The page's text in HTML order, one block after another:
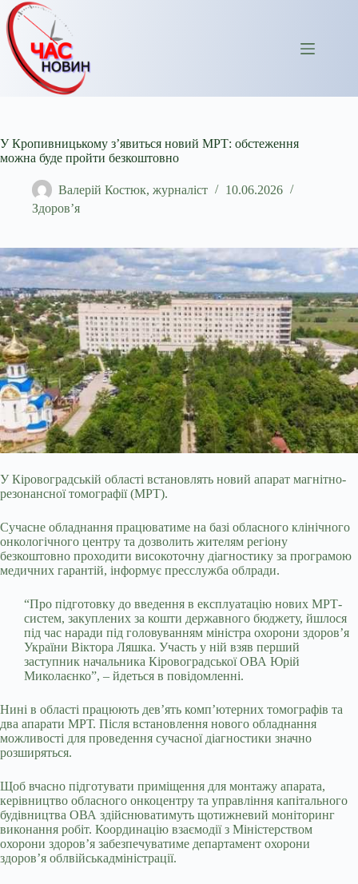
Перейти
до
вмісту
У Кропивницькому з’явиться новий МРТ: обстеження
можна буде пройти безкоштовно
Валерій Костюк, журналіст
10.06.2026
Здоров’я
У Кіровоградській області встановлять новий апарат магнітно-
резонансної томографії (МРТ).
Сучасне обладнання працюватиме на базі обласного клінічного
онкологічного центру та дозволить жителям регіону
безкоштовно проходити високоточну діагностику за програмою
медичних гарантій, інформує пресслужба облради.
“Про підготовку до введення в експлуатацію нових МРТ-
систем, закуплених за кошти державного бюджету, йшлося
під час наради під головуванням міністра охорони здоров’я
України Віктора Ляшка. Участь у ній взяв перший
заступник начальника Кіровоградської ОВА Юрій
Миколаєнко”, – йдеться в повідомленні.
Нині в області працюють дев’ять комп’ютерних томографів та
два апарати МРТ. Після встановлення нового обладнання
можливості для проведення сучасної діагностики значно
розширяться.
Щоб вчасно підготувати приміщення для монтажу апарата,
керівництво обласного онкоцентру та управління капітального
будівництва ОВА здійснюватимуть щотижневий моніторинг
виконання робіт. Координацію взаємодії з Міністерством
охорони здоров’я забезпечуватиме департамент охорони
здоров’я облвійськадміністрації.